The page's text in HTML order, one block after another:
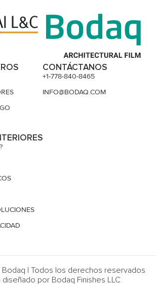
CONTÁCTANOS
+1-778-840-8465
INFO@BODAQ.COM
| Todos los derechos reservados
diseñado por Bodaq Finishes LLC